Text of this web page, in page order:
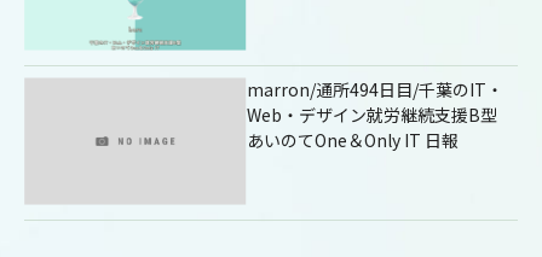
marron/通所494日目/千葉のIT・
Web・デザイン就労継続支援B型
あいのてOne＆Only IT 日報